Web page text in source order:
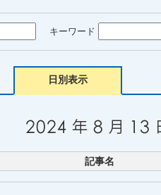
キーワード
日別表示
記事名